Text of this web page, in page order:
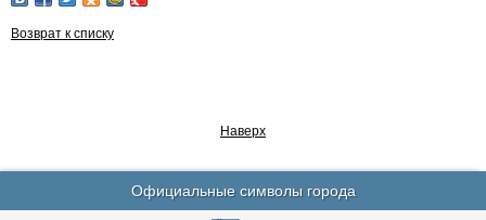
Возврат к списку
Наверх
Официальные символы города